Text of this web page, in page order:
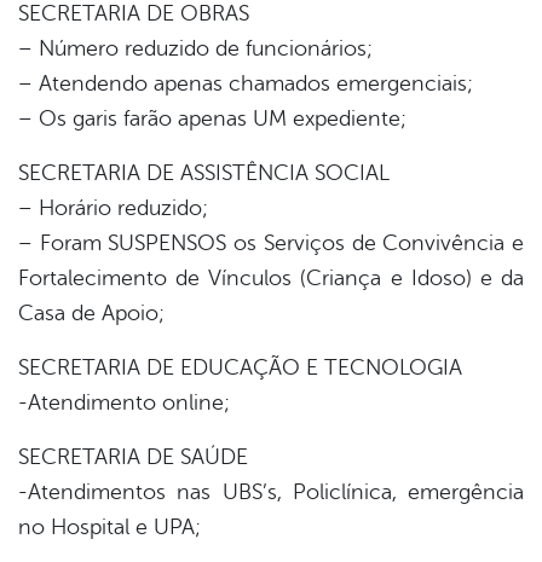
SECRETARIA DE OBRAS
– Número reduzido de funcionários;
– Atendendo apenas chamados emergenciais;
– Os garis farão apenas UM expediente;
SECRETARIA DE ASSISTÊNCIA SOCIAL
– Horário reduzido;
– Foram SUSPENSOS os Serviços de Convivência e
Fortalecimento de Vínculos (Criança e Idoso) e da
Casa de Apoio;
SECRETARIA DE EDUCAÇÃO E TECNOLOGIA
-Atendimento online;
SECRETARIA DE SAÚDE
-Atendimentos nas UBS’s, Policlínica, emergência
no Hospital e UPA;